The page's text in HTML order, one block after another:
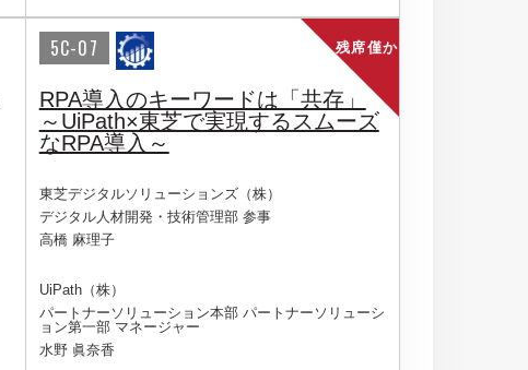
残席僅か
5C-07
RPA導入のキーワードは「共存」
～UiPath×東芝で実現するスムーズ
なRPA導入～
東芝デジタルソリューションズ（株）
デジタル人材開発・技術管理部 参事
高橋 麻理子
UiPath（株）
パートナーソリューション本部 パートナーソリューシ
ョン第一部 マネージャー
水野 眞奈香